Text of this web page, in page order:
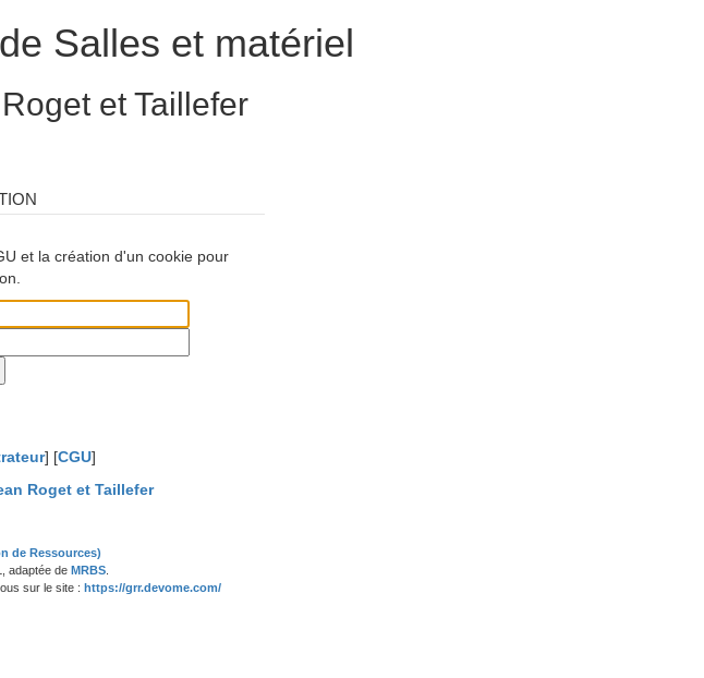
Salles et matériel
et Taillefer
et la création d'un cookie pour
] [CGU]
Roget et Taillefer
de Ressources)
adaptée de MRBS.
sur le site : https://grr.devome.com/